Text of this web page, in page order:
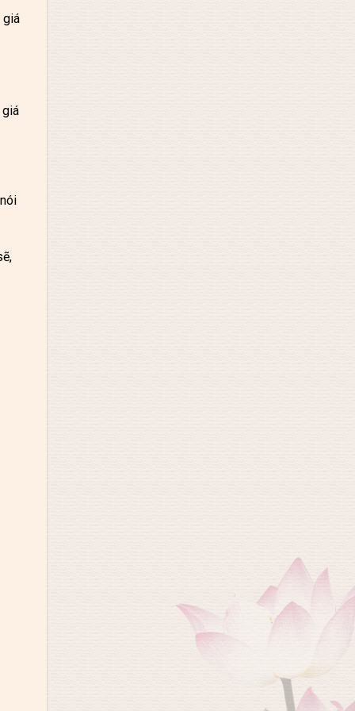
giá